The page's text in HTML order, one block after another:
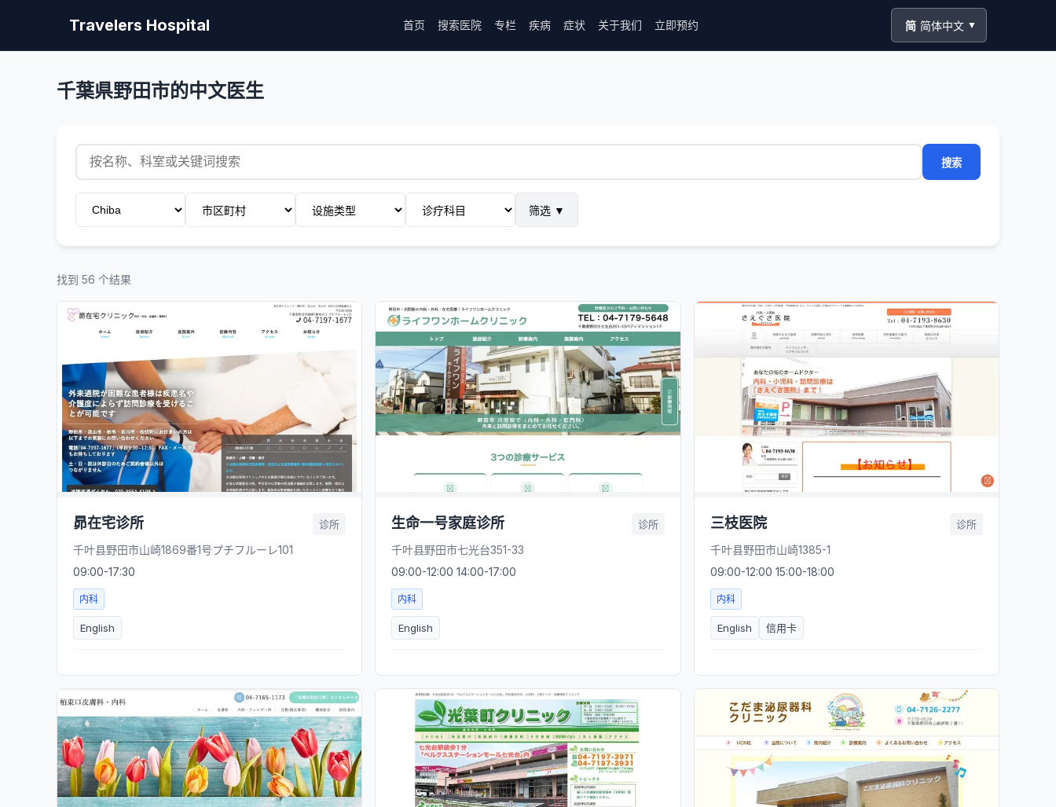
Travelers Hospital 首页 搜索医院 专栏 疾病 症状 关于我们 立即预约 简 简体中文 ▼
千葉県野田市的中文医生
搜索
筛选 ▼
找到 56 个结果
昴在宅诊所 诊所
千叶县野田市山崎1869番1号プチフルーレ101
09:00-17:30
内科
English
生命一号家庭诊所 诊所
千叶县野田市七光台351-33
09:00-12:00 14:00-17:00
内科
English
三枝医院 诊所
千叶县野田市山崎1385-1
09:00-12:00 15:00-18:00
内科
English 信用卡